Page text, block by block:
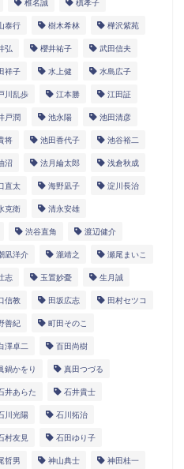
椎名誠 槙孝子
泰行 樹木希林 樺沢紫苑
弘 櫻井祐子 武田信夫
祥子 水上健 水島広子
川乱歩 江本勝 江田証
戸潤 池永陽 池田清彦
将 池田香代子 池谷裕二
沼 法月綸太郎 浅倉秋成
直太 海野凪子 淀川長治
克衛 清永安雄
渋谷直角 渡辺健介
凪洋介 瀧靖之 瀬尾まいこ
志 玉置妙憂 生月誠
信教 田坂広志 田村セツコ
善紀 町田そのこ
澤卓二 百田尚樹
鍋かをり 真田つづる
井あらた 石井貴士
川光陽 石川拓治
村友見 石田ゆり子
哲男 神山典士 神田桂一